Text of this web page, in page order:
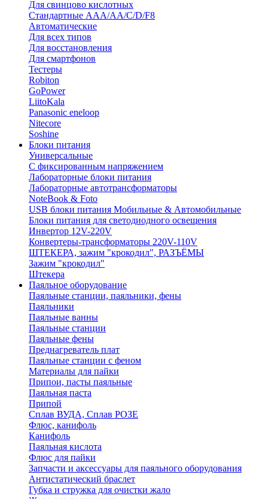
Для свинцово кислотных
Стандартные ААА/АА/С/D/F8
Автоматические
Для всех типов
Для восстановления
Для смартфонов
Тестеры
Robiton
GoPower
LiitoKala
Panasonic eneloop
Nitecore
Soshine
Блоки питания
Универсальные
C фиксированным напряжением
Лабораторные блоки питания
Лабораторные автотрансформаторы
NoteBook & Foto
USB блоки питания Мобильные & Автомобильные
Блоки питания для светодиодного освещения
Инвертор 12V-220V
Конвертеры-трансформаторы 220V-110V
ШТЕКЕРА, зажим "крокодил", РАЗЪЁМЫ
Зажим "крокодил"
Штекера
Паяльное оборудование
Паяльные станции, паяльники, фены
Паяльники
Паяльные ванны
Паяльные станции
Паяльные фены
Преднагреватель плат
Паяльные станции с феном
Материалы для пайки
Припои, пасты паяльные
Паяльная паста
Припой
Сплав ВУДА, Сплав РОЗЕ
Флюс, канифоль
Канифоль
Паяльная кислота
Флюс для пайки
Запчасти и аксессуары для паяльного оборудования
Антистатический браслет
Губка и стружка для очистки жало